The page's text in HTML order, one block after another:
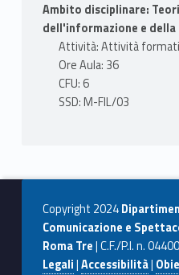
Ambito disciplinare:
dell'informazione e della
Attività: Attività
Ore Aula: 36
CFU: 6
SSD: M-FIL/03
Copyright 2024
Comunicazione e
Roma Tre| C.F./P.I. n.
Legali|Accessibilità|